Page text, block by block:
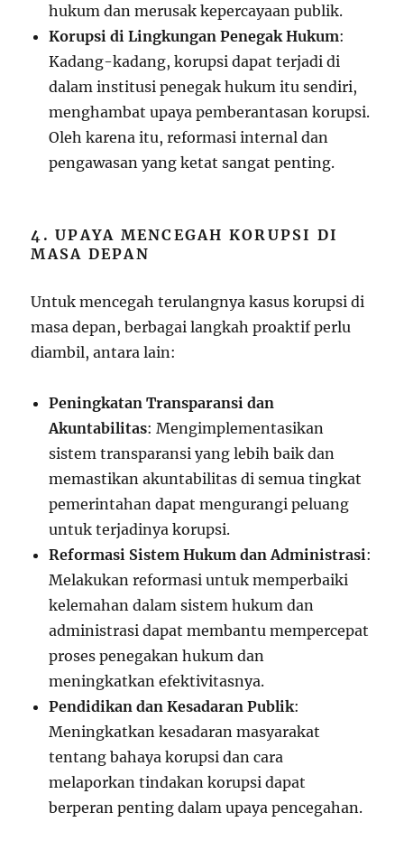
hukum dan merusak kepercayaan publik.
Korupsi di Lingkungan Penegak Hukum:
Kadang-kadang, korupsi dapat terjadi di
dalam institusi penegak hukum itu sendiri,
menghambat upaya pemberantasan korupsi.
Oleh karena itu, reformasi internal dan
pengawasan yang ketat sangat penting.
4. UPAYA MENCEGAH KORUPSI DI
MASA DEPAN
Untuk mencegah terulangnya kasus korupsi di
masa depan, berbagai langkah proaktif perlu
diambil, antara lain:
Peningkatan Transparansi dan
Akuntabilitas: Mengimplementasikan
sistem transparansi yang lebih baik dan
memastikan akuntabilitas di semua tingkat
pemerintahan dapat mengurangi peluang
untuk terjadinya korupsi.
Reformasi Sistem Hukum dan Administrasi:
Melakukan reformasi untuk memperbaiki
kelemahan dalam sistem hukum dan
administrasi dapat membantu mempercepat
proses penegakan hukum dan
meningkatkan efektivitasnya.
Pendidikan dan Kesadaran Publik:
Meningkatkan kesadaran masyarakat
tentang bahaya korupsi dan cara
melaporkan tindakan korupsi dapat
berperan penting dalam upaya pencegahan.